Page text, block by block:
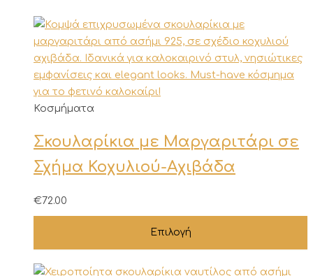
Κοσμήματα
Σκουλαρίκια με Μαργαριτάρι σε
Σχήμα Κοχυλιού-Αχιβάδα
€72.00
Επιλογή
Αυτό
προϊόν
έχει
πολλαπλές